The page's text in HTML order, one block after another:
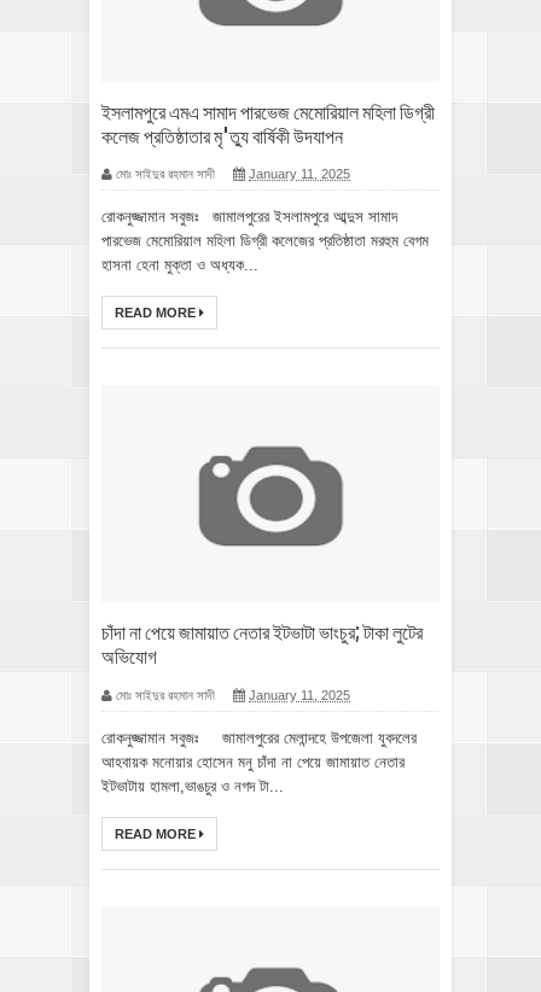
ইসলামপুরে এমএ সামাদ পারভেজ মেমোরিয়াল মহিলা ডিগ্রী
কলেজ প্রতিষ্ঠাতার মৃ'ত্যু বার্ষিকী উদযাপন
মোঃ সাইদুর রহমান সাদী January 11, 2025
রোকনুজ্জামান সবুজঃ জামালপুরের ইসলামপুরে আব্দুস সামাদ
পারভেজ মেমোরিয়াল মহিলা ডিগ্রী কলেজের প্রতিষ্ঠাতা মরহুম বেগম
হাসনা হেনা মুক্তা ও অধ্যক...
READ MORE
চাঁদা না পেয়ে জামায়াত নেতার ইটভাটা ভাংচুর; টাকা লুটের
অভিযোগ
মোঃ সাইদুর রহমান সাদী January 11, 2025
রোকনুজ্জামান সবুজঃ জামালপুরের মেলান্দহে উপজেলা যুবদলের
আহবায়ক মনোয়ার হোসেন মনু চাঁদা না পেয়ে জামায়াত নেতার
ইটভাটায় হামলা,ভাঙচুর ও নগদ টা...
READ MORE